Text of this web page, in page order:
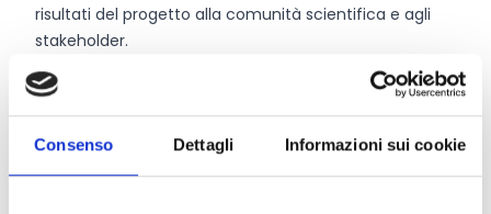
Consenso Dettagli Informazioni sui cookie
risultati del progetto alla comunità scientifica e agli
stakeholder.
Chi può partecipare